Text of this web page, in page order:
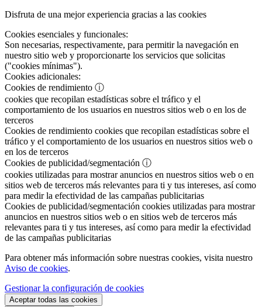
Disfruta de una mejor experiencia gracias a las cookies
Cookies esenciales y funcionales:
Son necesarias, respectivamente, para permitir la navegación en
nuestro sitio web y proporcionarte los servicios que solicitas
("cookies mínimas").
Cookies adicionales:
Cookies de rendimiento ⓘ
cookies que recopilan estadísticas sobre el tráfico y el
comportamiento de los usuarios en nuestros sitios web o en los de
terceros
Cookies de rendimiento cookies que recopilan estadísticas sobre el
tráfico y el comportamiento de los usuarios en nuestros sitios web o
en los de terceros
Cookies de publicidad/segmentación ⓘ
cookies utilizadas para mostrar anuncios en nuestros sitios web o en
sitios web de terceros más relevantes para ti y tus intereses, así como
para medir la efectividad de las campañas publicitarias
Cookies de publicidad/segmentación cookies utilizadas para mostrar
anuncios en nuestros sitios web o en sitios web de terceros más
relevantes para ti y tus intereses, así como para medir la efectividad
de las campañas publicitarias
Para obtener más información sobre nuestras cookies, visita nuestro
Aviso de cookies.
Gestionar la configuración de cookies
Aceptar todas las cookies